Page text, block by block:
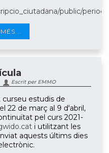
public/
Escrit per EMMO
estudis de
22 de març al 9 d'abril,
pel curs 2021-
i utilitzant les
aquests últims dies